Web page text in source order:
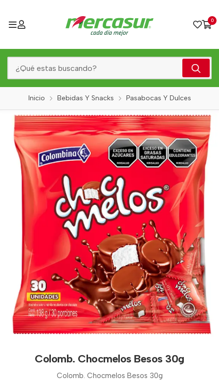
0
Inicio Bebidas Y Snacks Pasabocas Y Dulces
Colomb. Chocmelos Besos 30g
Colomb. Chocmelos Besos 30g